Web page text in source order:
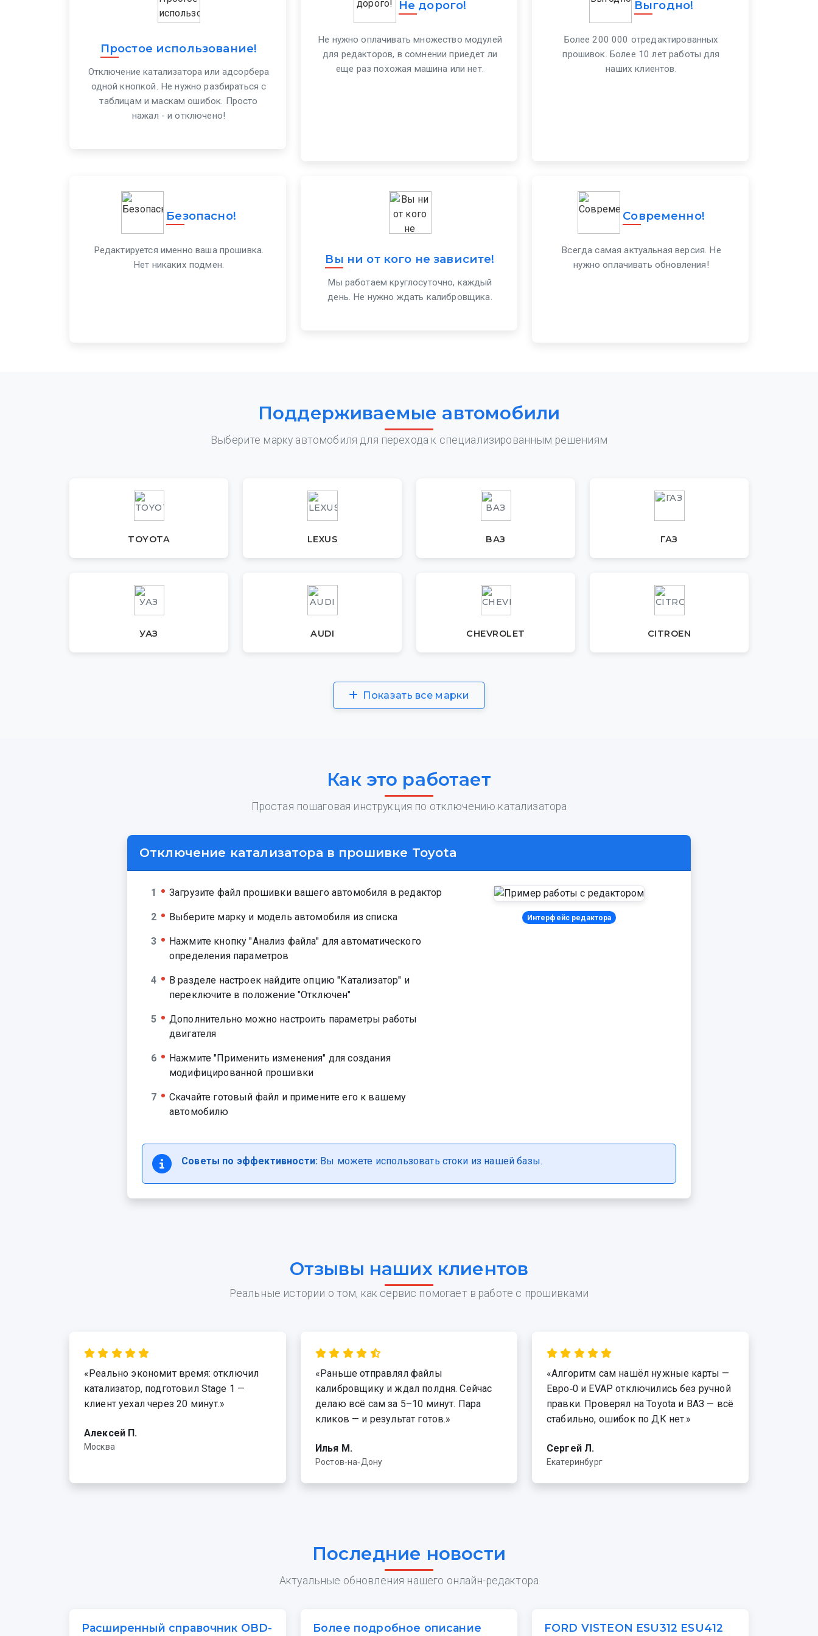
Простое использование!
Отключение катализатора или адсорбера
одной кнопкой. Не нужно разбираться с
таблицам и маскам ошибок. Просто
нажал - и отключено!
Не дорого!
Не нужно оплачивать множество модулей
для редакторов, в сомнении приедет ли
еще раз похожая машина или нет.
Выгодно!
Более 200 000 отредактированных
прошивок. Более 10 лет работы для
наших клиентов.
Безопасно!
Редактируется именно ваша прошивка.
Нет никаких подмен.
Вы ни от кого не зависите!
Мы работаем круглосуточно, каждый
день. Не нужно ждать калибровщика.
Современно!
Всегда самая актуальная версия. Не
нужно оплачивать обновления!
Поддерживаемые автомобили
Выберите марку автомобиля для перехода к специализированным решениям
TOYOTA LEXUS ВАЗ ГАЗ
УАЗ AUDI CHEVROLET CITROEN
Показать все марки
Как это работает
Простая пошаговая инструкция по отключению катализатора
Отключение катализатора в прошивке Toyota
Загрузите файл прошивки вашего автомобиля в редактор
Выберите марку и модель автомобиля из списка
Нажмите кнопку "Анализ файла" для автоматического
определения параметров
В разделе настроек найдите опцию "Катализатор" и
переключите в положение "Отключен"
Дополнительно можно настроить параметры работы
двигателя
Нажмите "Применить изменения" для создания
модифицированной прошивки
Скачайте готовый файл и примените его к вашему
автомобилю
Интерфейс редактора
Советы по эффективности: Вы можете использовать стоки из нашей базы.
Отзывы наших клиентов
Реальные истории о том, как сервис помогает в работе с прошивками
«Реально экономит время: отключил
катализатор, подготовил Stage 1 —
клиент уехал через 20 минут.»
Алексей П.
Москва
«Раньше отправлял файлы
калибровщику и ждал полдня. Сейчас
делаю всё сам за 5–10 минут. Пара
кликов — и результат готов.»
Илья М.
Ростов‑на‑Дону
«Алгоритм сам нашёл нужные карты —
Евро‑0 и EVAP отключились без ручной
правки. Проверял на Toyota и ВАЗ — всё
стабильно, ошибок по ДК нет.»
Сергей Л.
Екатеринбург
Последние новости
Актуальные обновления нашего онлайн-редактора
Расширенный справочник OBD-
Более подробное описание
FORD VISTEON ESU312 ESU412